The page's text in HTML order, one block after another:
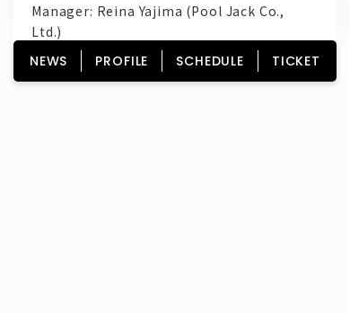
Manager: Reina Yajima (Pool Jack Co.,
Ltd.)
NEWS PROFILE SCHEDULE TICKET